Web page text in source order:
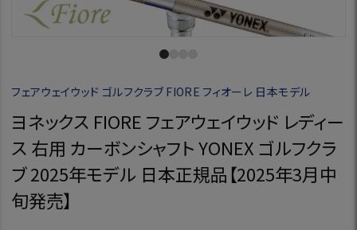
フェアウェイウッド ゴルフクラブ FIORE フィオーレ 日本モデル
ヨネックス FIORE フェアウェイウッド レディー
ス 右用 カーボンシャフト YONEX ゴルフクラ
ブ 2025年モデル 日本正規品【2025年3月中
旬発売】